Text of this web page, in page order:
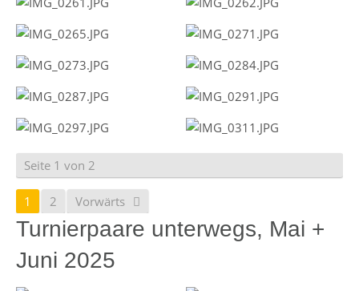
Seite 1 von 2
1 2 Vorwärts
Turnierpaare unterwegs, Mai +
Juni 2025